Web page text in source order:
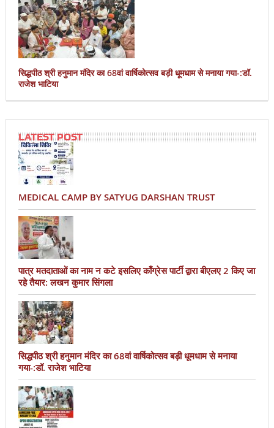
सिद्धपीठ श्री हनुमान मंदिर का 68वां वार्षिकोत्सव बड़ी धूमधाम से मनाया गया-:डॉ.
राजेश भाटिया
LATEST POST
MEDICAL CAMP BY SATYUG DARSHAN TRUST
पात्र मतदाताओं का नाम न कटे इसलिए काँग्रेस पार्टी द्वारा बीएलए 2 किए जा
रहे तैयार: लखन कुमार सिंगला
सिद्धपीठ श्री हनुमान मंदिर का 68वां वार्षिकोत्सव बड़ी धूमधाम से मनाया
गया-:डॉ. राजेश भाटिया